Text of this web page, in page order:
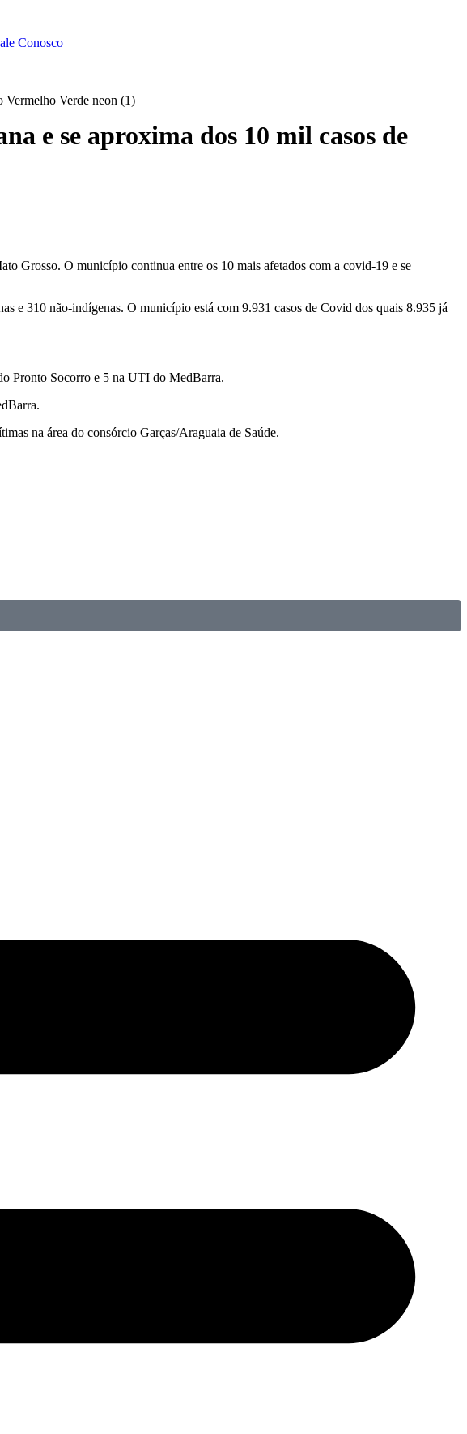
Conosco
e se aproxima dos 10 mil casos de
Grosso. O município continua entre os 10 mais afetados com a covid-19 e se
e 310 não-indígenas. O município está com 9.931 casos de Covid dos quais 8.935 já
Pronto Socorro e 5 na UTI do MedBarra.
na área do consórcio Garças/Araguaia de Saúde.